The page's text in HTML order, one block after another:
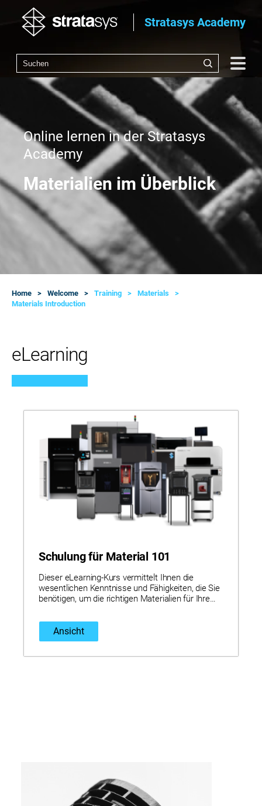
Stratasys Academy
Online lernen in der Stratasys
Academy
Materialien im Überblick
Home Welcome Training
Materials
Materials Introduction
eLearning
Schulung für Material 101
Dieser eLearning-Kurs vermittelt Ihnen die
wesentlichen Kenntnisse und Fähigkeiten, die Sie
benötigen, um die richtigen Materialien für Ihre
verwenden.
Ansicht